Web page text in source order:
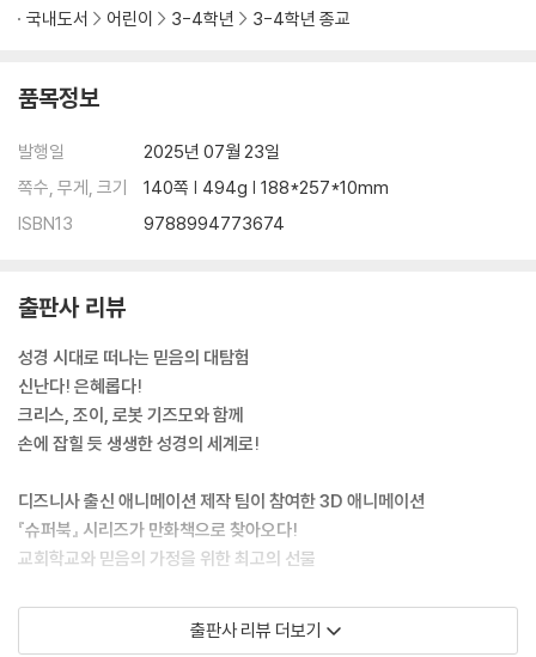
국내도서
어린이 3-4학년 3-4학년 종교
품목정보
발행일
2025년 07월 23일
쪽수, 무게, 크기
140쪽 | 494g | 188*257*10mm
ISBN13
9788994773674
출판사 리뷰
성경 시대로 떠나는 믿음의 대탐험
신난다! 은혜롭다!
크리스, 조이, 로봇 기즈모와 함께
손에 잡힐 듯 생생한 성경의 세계로!
디즈니사 출신 애니메이션 제작 팀이 참여한 3D 애니메이션
『슈퍼북』 시리즈가 만화책으로 찾아오다!
교회학교와 믿음의 가정을 위한 최고의 선물
★성경 만화 ★성경 배경 지식 ★묵상과 토론 질문
★말씀 암송 ★기도 ★퀴즈 ★퍼즐 맞추기
출판사 리뷰 더보기